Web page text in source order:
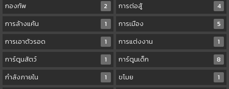
กองทัพ
2 การต่อสู้
4
การล้างแค้น
1 การเมือง
5
การเอาตัวรอด
1 การแต่งงาน
1
การ์ตูนสัตว์
1 การ์ตูนเด็ก
8
กำลังภายใน
1 ขโมย
1